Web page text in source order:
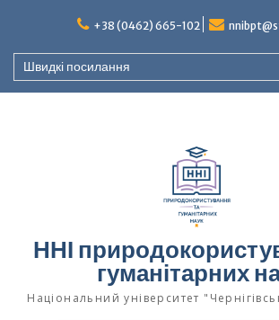
+38 (0462) 665-102
Швидкі посилання
ННІ
гуманітарних
Національний університет